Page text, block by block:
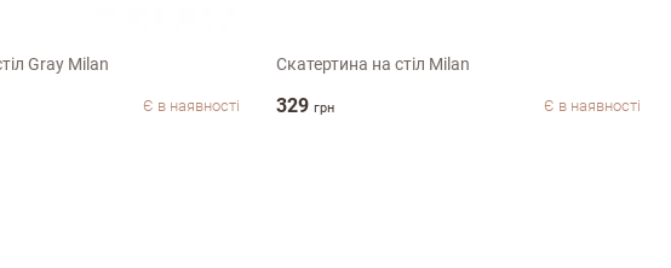
Gray Milan
Є в наявності
Скатертина на стіл Milan
329 грн Є в наявності